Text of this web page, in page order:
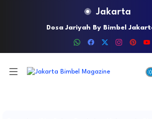
Jakarta
Lindungi Anak Anda Dari Kejahatan
Menerapkan Underwear